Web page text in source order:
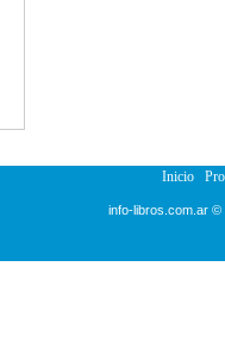
Inicio
info-libros.com.ar